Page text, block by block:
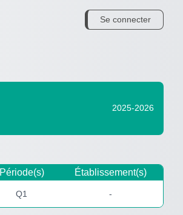
Se connecter
2025-2026
Période(s) Établissement(s)
Q1 -